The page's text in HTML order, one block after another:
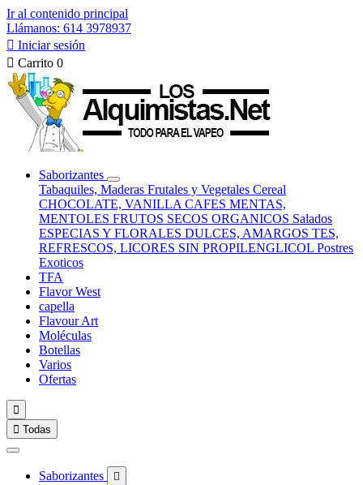
Ir al contenido principal
Llámanos: 614 3978937
 Iniciar sesión
 Carrito 0
Saborizantes
Tabaquiles, Maderas Frutales y Vegetales Cereal
CHOCOLATE, VANILLA CAFES MENTAS,
MENTOLES FRUTOS SECOS ORGANICOS Salados
ESPECIAS Y FLORALES DULCES, AMARGOS TES,
REFRESCOS, LICORES SIN PROPILENGLICOL Postres
Exoticos
TFA
Flavor West
capella
Flavour Art
Moléculas
Botellas
Varios
Ofertas

 Todas
Saborizantes 